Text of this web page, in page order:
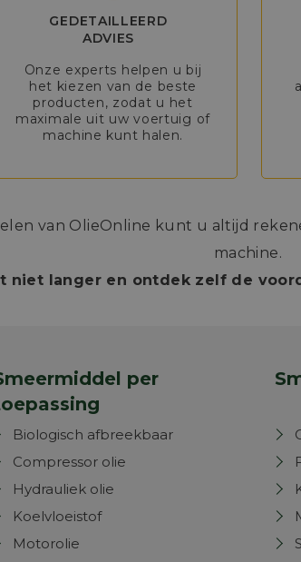
GEDETAILLEERD
ADVIES
Onze experts helpen u bij
het kiezen van de beste
producten, zodat u het
maximale uit uw voertuig of
machine kunt halen.
van OlieOnline kunt u altijd
machine.
niet langer en ontdek zelf de
per
Biologisch afbreekbaar
Compressor olie
Hydrauliek olie
Koelvloeistof
Motorolie